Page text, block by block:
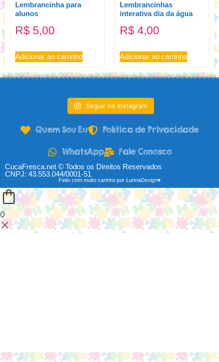
Lembrancinha para
alunos
R$ 5,00
Adicionar ao carrinho
Lembrancinhas
interativa dia da água
R$ 4,00
Adicionar ao carrinho
Seguir no Instagram
Quem Sou Eu Política de Privacidade
WhatsApp Fale Conosco
CucaFresca.net © Todos os Direitos Reservados
CNPJ: 43.553.044/0001-51
Feito com muito carinho por LunnaDesign♥
0